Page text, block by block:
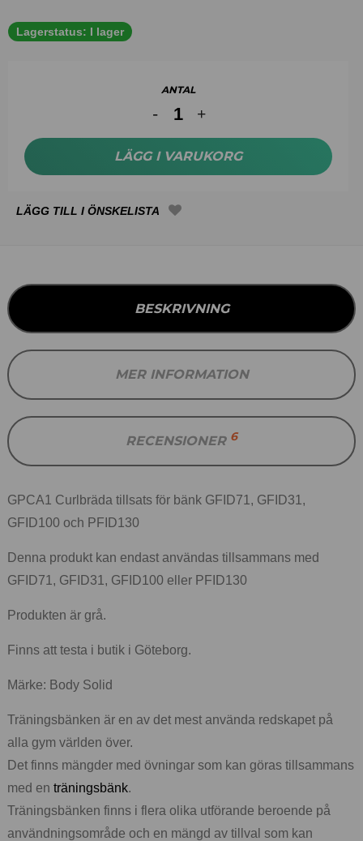
Lagerstatus: I lager
ANTAL
LÄGG I VARUKORG
BESKRIVNING
MER INFORMATION
RECENSIONER 6
GPCA1 Curlbräda tillsats för bänk GFID71, GFID31,
GFID100 och PFID130
Denna produkt kan endast användas tillsammans med
GFID71, GFID31, GFID100 eller PFID130
Produkten är grå.
Finns att testa i butik i Göteborg.
Märke: Body Solid
Träningsbänken är en av det mest använda redskapet på
alla gym världen över.
Det finns mängder med övningar som kan göras tillsammans
med en träningsbänk.
Träningsbänken finns i flera olika utförande beroende på
användningsområde och en mängd av tillval som kan